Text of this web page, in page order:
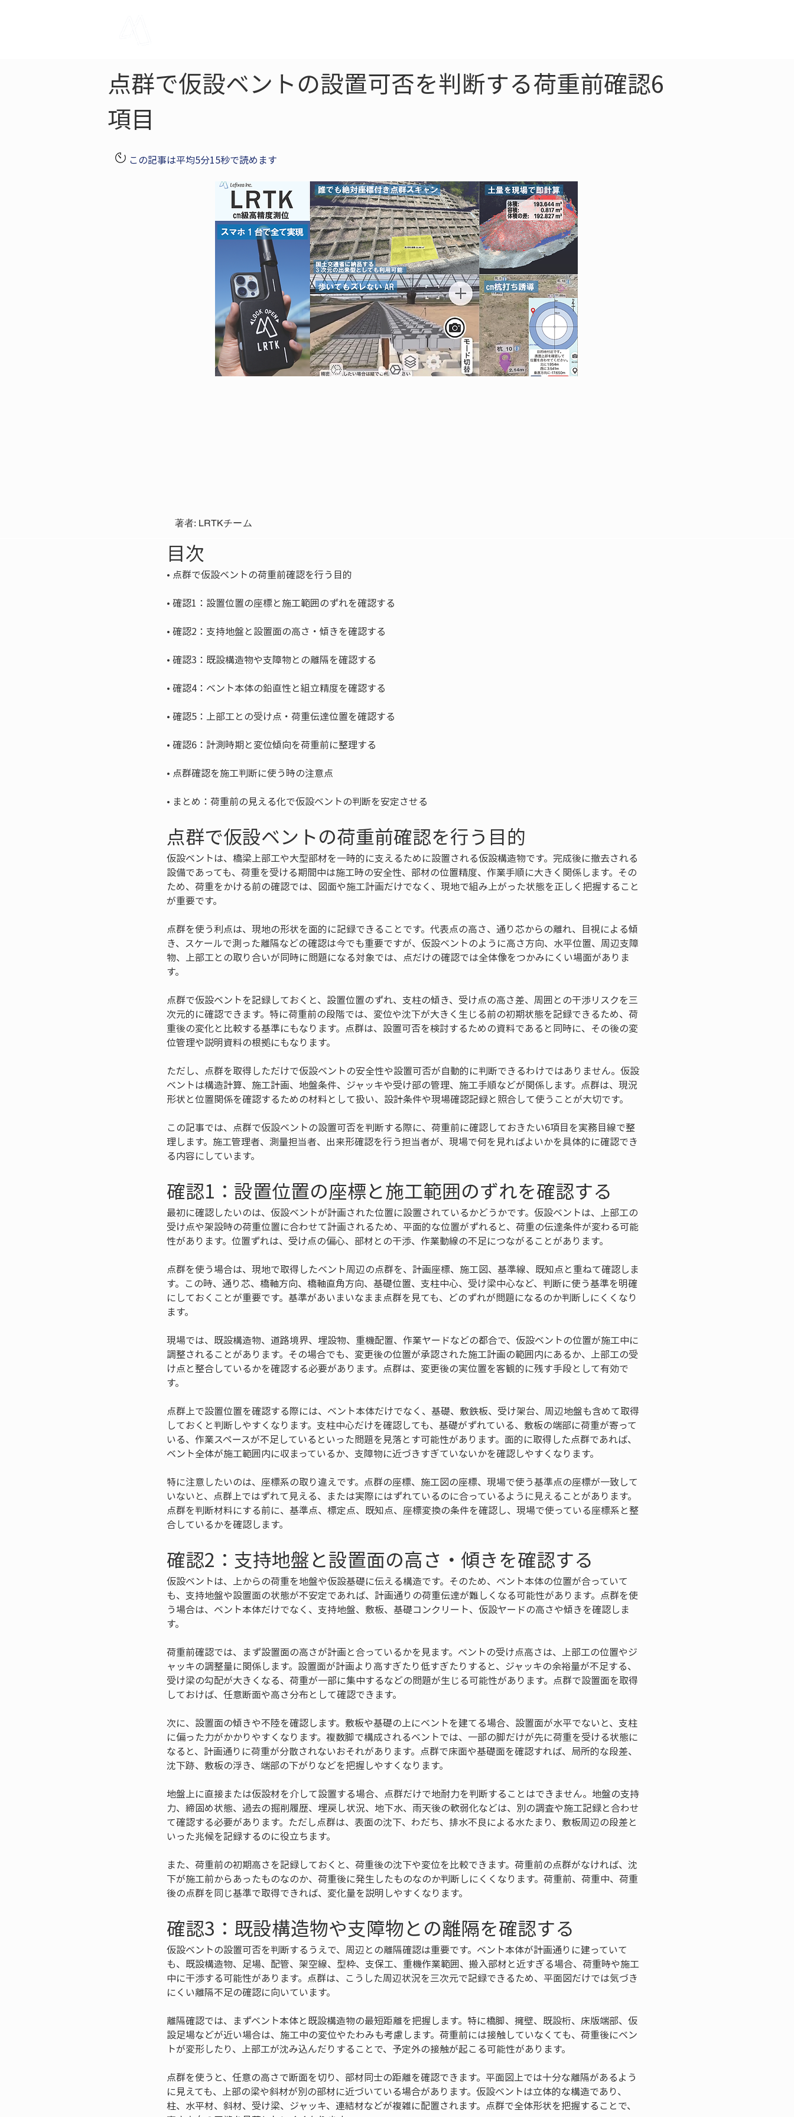
点群で仮設ベントの設置可否を判断する荷重前確認6
項目
この記事は平均5分15秒で読めます
著者: LRTKチーム
目次
•
•
•
•
•
•
•
•
• まとめ：荷重前の見える化で仮設ベントの判断を安定させる
点群で仮設ベントの荷重前確認を行う目的
仮設ベントは、橋梁上部工や大型部材を一時的に支えるために設置される仮設構造物です。完成後に撤去される
設備であっても、荷重を受ける期間中は施工時の安全性、部材の位置精度、作業手順に大きく関係します。その
ため、荷重をかける前の確認では、図面や施工計画だけでなく、現地で組み上がった状態を正しく把握すること
が重要です。
点群を使う利点は、現地の形状を面的に記録できることです。代表点の高さ、通り芯からの離れ、目視による傾
き、スケールで測った離隔などの確認は今でも重要ですが、仮設ベントのように高さ方向、水平位置、周辺支障
物、上部工との取り合いが同時に問題になる対象では、点だけの確認では全体像をつかみにくい場面がありま
す。
点群で仮設ベントを記録しておくと、設置位置のずれ、支柱の傾き、受け点の高さ差、周囲との干渉リスクを三
次元的に確認できます。特に荷重前の段階では、変位や沈下が大きく生じる前の初期状態を記録できるため、荷
重後の変化と比較する基準にもなります。点群は、設置可否を検討するための資料であると同時に、その後の変
位管理や説明資料の根拠にもなります。
ただし、点群を取得しただけで仮設ベントの安全性や設置可否が自動的に判断できるわけではありません。仮設
ベントは構造計算、施工計画、地盤条件、ジャッキや受け部の管理、施工手順などが関係します。点群は、現況
形状と位置関係を確認するための材料として扱い、設計条件や現場確認記録と照合して使うことが大切です。
この記事では、点群で仮設ベントの設置可否を判断する際に、荷重前に確認しておきたい6項目を実務目線で整
理します。施工管理者、測量担当者、出来形確認を行う担当者が、現場で何を見ればよいかを具体的に確認でき
る内容にしています。
確認1：設置位置の座標と施工範囲のずれを確認する
最初に確認したいのは、仮設ベントが計画された位置に設置されているかどうかです。仮設ベントは、上部工の
受け点や架設時の荷重位置に合わせて計画されるため、平面的な位置がずれると、荷重の伝達条件が変わる可能
性があります。位置ずれは、受け点の偏心、部材との干渉、作業動線の不足につながることがあります。
点群を使う場合は、現地で取得したベント周辺の点群を、計画座標、施工図、基準線、既知点と重ねて確認しま
す。この時、通り芯、橋軸方向、橋軸直角方向、基礎位置、支柱中心、受け梁中心など、判断に使う基準を明確
にしておくことが重要です。基準があいまいなまま点群を見ても、どのずれが問題になるのか判断しにくくなり
ます。
現場では、既設構造物、道路境界、埋設物、重機配置、作業ヤードなどの都合で、仮設ベントの位置が施工中に
調整されることがあります。その場合でも、変更後の位置が承認された施工計画の範囲内にあるか、上部工の受
け点と整合しているかを確認する必要があります。点群は、変更後の実位置を客観的に残す手段として有効で
す。
点群上で設置位置を確認する際には、ベント本体だけでなく、基礎、敷鉄板、受け架台、周辺地盤も含めて取得
しておくと判断しやすくなります。支柱中心だけを確認しても、基礎がずれている、敷板の端部に荷重が寄って
いる、作業スペースが不足しているといった問題を見落とす可能性があります。面的に取得した点群であれば、
ベント全体が施工範囲内に収まっているか、支障物に近づきすぎていないかを確認しやすくなります。
特に注意したいのは、座標系の取り違えです。点群の座標、施工図の座標、現場で使う基準点の座標が一致して
いないと、点群上ではずれて見える、または実際にはずれているのに合っているように見えることがあります。
点群を判断材料にする前に、基準点、標定点、既知点、座標変換の条件を確認し、現場で使っている座標系と整
合しているかを確認します。
確認2：支持地盤と設置面の高さ・傾きを確認する
仮設ベントは、上からの荷重を地盤や仮設基礎に伝える構造です。そのため、ベント本体の位置が合っていて
も、支持地盤や設置面の状態が不安定であれば、計画通りの荷重伝達が難しくなる可能性があります。点群を使
う場合は、ベント本体だけでなく、支持地盤、敷板、基礎コンクリート、仮設ヤードの高さや傾きを確認しま
す。
荷重前確認では、まず設置面の高さが計画と合っているかを見ます。ベントの受け点高さは、上部工の位置やジ
ャッキの調整量に関係します。設置面が計画より高すぎたり低すぎたりすると、ジャッキの余裕量が不足する、
受け梁の勾配が大きくなる、荷重が一部に集中するなどの問題が生じる可能性があります。点群で設置面を取得
しておけば、任意断面や高さ分布として確認できます。
次に、設置面の傾きや不陸を確認します。敷板や基礎の上にベントを建てる場合、設置面が水平でないと、支柱
に偏った力がかかりやすくなります。複数脚で構成されるベントでは、一部の脚だけが先に荷重を受ける状態に
なると、計画通りに荷重が分散されないおそれがあります。点群で床面や基礎面を確認すれば、局所的な段差、
沈下跡、敷板の浮き、端部の下がりなどを把握しやすくなります。
地盤上に直接または仮設材を介して設置する場合、点群だけで地耐力を判断することはできません。地盤の支持
力、締固め状態、過去の掘削履歴、埋戻し状況、地下水、雨天後の軟弱化などは、別の調査や施工記録と合わせ
て確認する必要があります。ただし点群は、表面の沈下、わだち、排水不良による水たまり、敷板周辺の段差と
いった兆候を記録するのに役立ちます。
また、荷重前の初期高さを記録しておくと、荷重後の沈下や変位を比較できます。荷重前の点群がなければ、沈
下が施工前からあったものなのか、荷重後に発生したものなのか判断しにくくなります。荷重前、荷重中、荷重
後の点群を同じ基準で取得できれば、変化量を説明しやすくなります。
確認3：既設構造物や支障物との離隔を確認する
仮設ベントの設置可否を判断するうえで、周辺との離隔確認は重要です。ベント本体が計画通りに建っていて
も、既設構造物、足場、配管、架空線、型枠、支保工、重機作業範囲、搬入部材と近すぎる場合、荷重時や施工
中に干渉する可能性があります。点群は、こうした周辺状況を三次元で記録できるため、平面図だけでは気づき
にくい離隔不足の確認に向いています。
離隔確認では、まずベント本体と既設構造物の最短距離を把握します。特に橋脚、擁壁、既設桁、床版端部、仮
設足場などが近い場合は、施工中の変位やたわみも考慮します。荷重前には接触していなくても、荷重後にベン
トが変形したり、上部工が沈み込んだりすることで、予定外の接触が起こる可能性があります。
点群を使うと、任意の高さで断面を切り、部材同士の距離を確認できます。平面図上では十分な離隔があるよう
に見えても、上部の梁や斜材が別の部材に近づいている場合があります。仮設ベントは立体的な構造であり、
柱、水平材、斜材、受け梁、ジャッキ、連結材などが複雑に配置されます。点群で全体形状を把握することで、